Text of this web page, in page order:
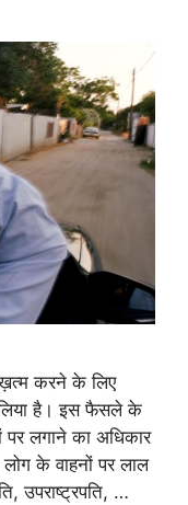
करने के लिए
लिया है। इस फैसले के
पर लगाने का अधिकार
के वाहनों पर लाल
उपराष्ट्रपति, …